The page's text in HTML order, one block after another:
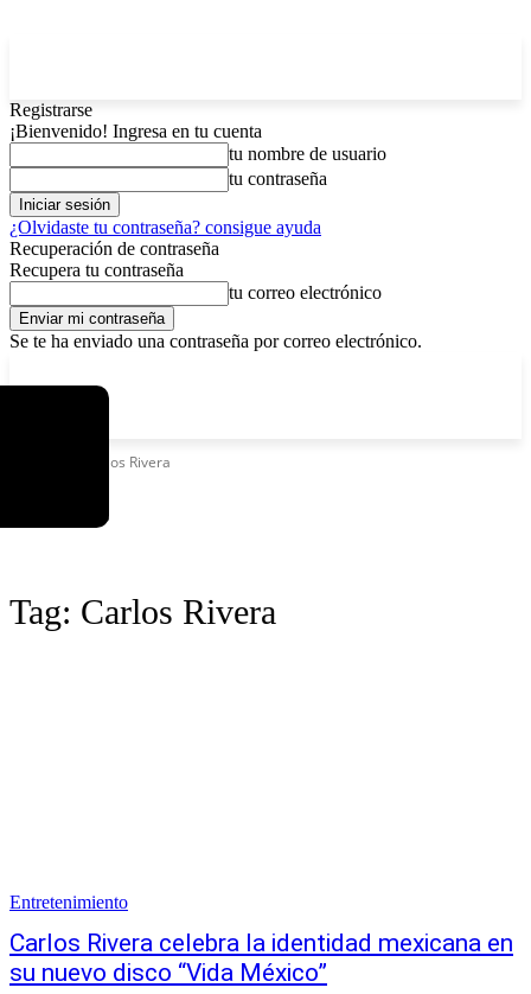
Registrarse
¡Bienvenido! Ingresa en tu cuenta
tu nombre de usuario
tu contraseña
¿Olvidaste tu contraseña? consigue ayuda
Recuperación de contraseña
Recupera tu contraseña
tu correo electrónico
Se te ha enviado una contraseña por correo electrónico.
Carlos Rivera
Tag: Carlos Rivera
Entretenimiento
Carlos Rivera celebra la identidad mexicana en
su nuevo disco “Vida México”